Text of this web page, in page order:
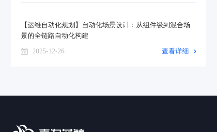
【运维自动化规划】自动化场景设计：从组件级到混合场
景的全链路自动化构建
2025-12-26 查看详细